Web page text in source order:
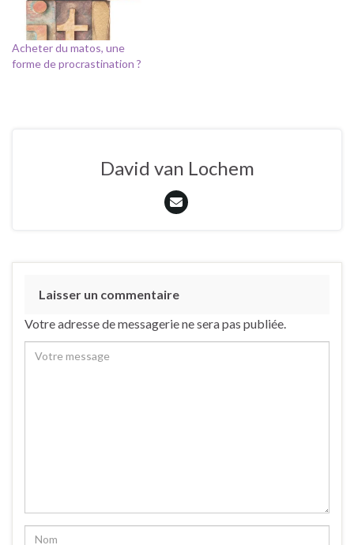
Acheter du matos, une
forme de procrastination ?
David van Lochem
Laisser un commentaire
Votre adresse de messagerie ne sera pas publiée.